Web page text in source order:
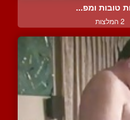
טובות ומפ...
2 המלצות